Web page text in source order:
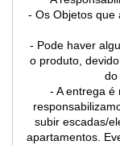
- Os Objetos que
- Pode haver
o produto,
do
- A entrega é
subir escadas/
apartamentos.